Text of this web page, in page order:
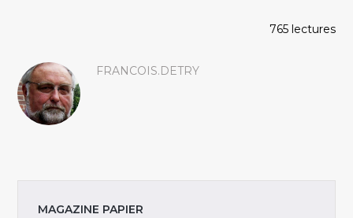
765 lectures
FRANCOIS.DETRY
MAGAZINE PAPIER